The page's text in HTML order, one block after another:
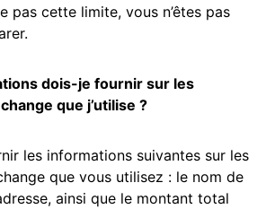
pas cette limite, vous n’êtes pas
dois-je fournir sur les
que j’utilise ?
les informations suivantes sur les
que vous utilisez : le nom de
ainsi que le montant total